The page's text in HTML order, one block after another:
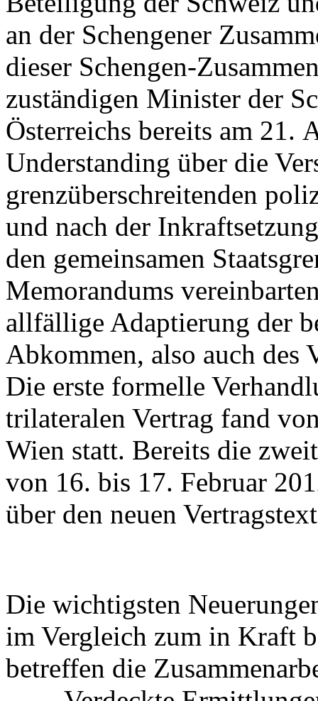
an der Schengener
dieser Schengen-
zuständigen Minister der
Österreichs bereits am
Understanding über die
grenzüberschreitenden
und nach der
den gemeinsamen
Memorandums
allfällige Adaptierung der
Abkommen, also auch des
Die erste formelle
trilateralen Vertrag fand
Wien statt. Bereits die
von 16. bis 17. Februar
über den neuen
Die wichtigsten
im Vergleich zum in Kraft
betreffen die